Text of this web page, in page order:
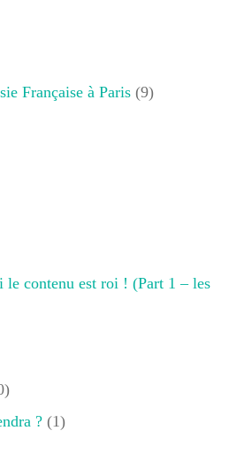
Française à Paris (9)
le contenu est roi ! (Part 1 – les
? (1)